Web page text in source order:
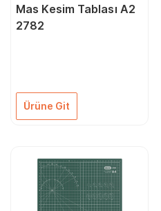
Mas Kesim Tablası A2
2782
Ürüne Git